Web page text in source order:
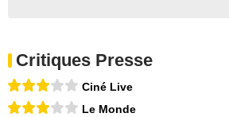
Critiques Presse
Ciné Live
Le Monde